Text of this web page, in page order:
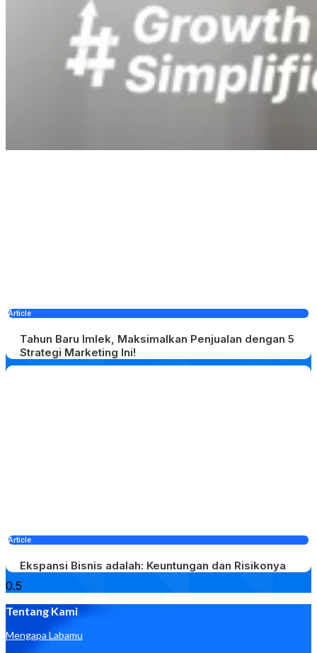
Article
Tahun Baru Imlek, Maksimalkan Penjualan dengan 5
Strategi Marketing Ini!
Article
Ekspansi Bisnis adalah: Keuntungan dan Risikonya
Tentang Kami
Mengapa Labamu